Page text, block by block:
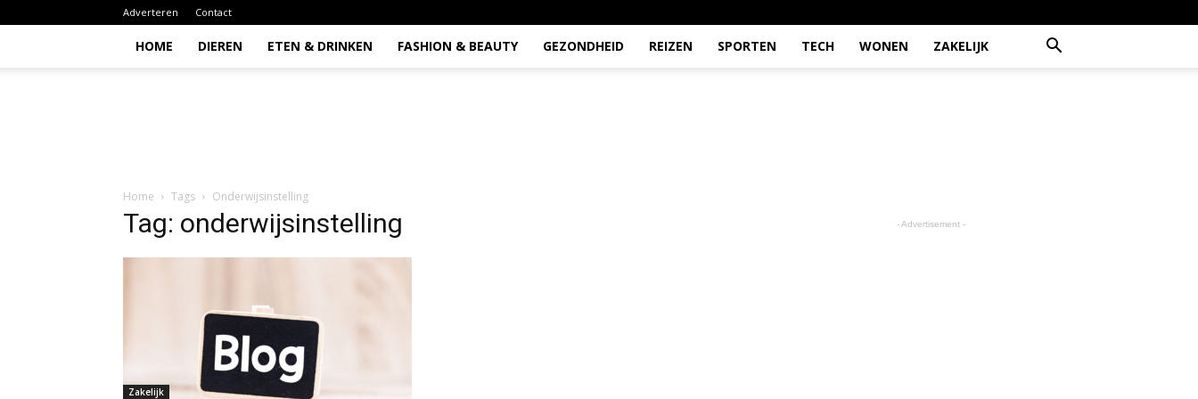
Adverteren Contact
HOME DIEREN ETEN & DRINKEN FASHION & BEAUTY GEZONDHEID REIZEN SPORTEN TECH WONEN ZAKELIJK
Home Tags Onderwijsinstelling
Tag: onderwijsinstelling
Zakelijk
- Advertisement -